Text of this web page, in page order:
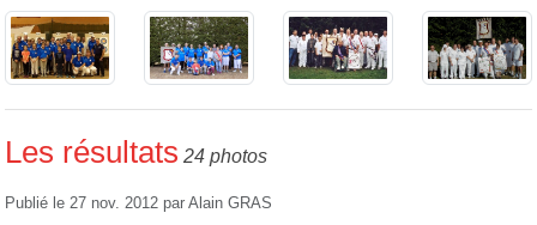
Les résultats 24 photos
Publié le 27 nov. 2012 par Alain GRAS